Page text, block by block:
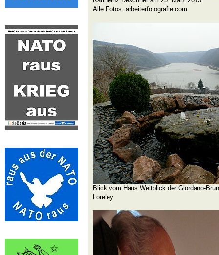
Alle Fotos: arbeiterfotografie.com
Blick vom Haus Weitblick der Giordano-
Loreley